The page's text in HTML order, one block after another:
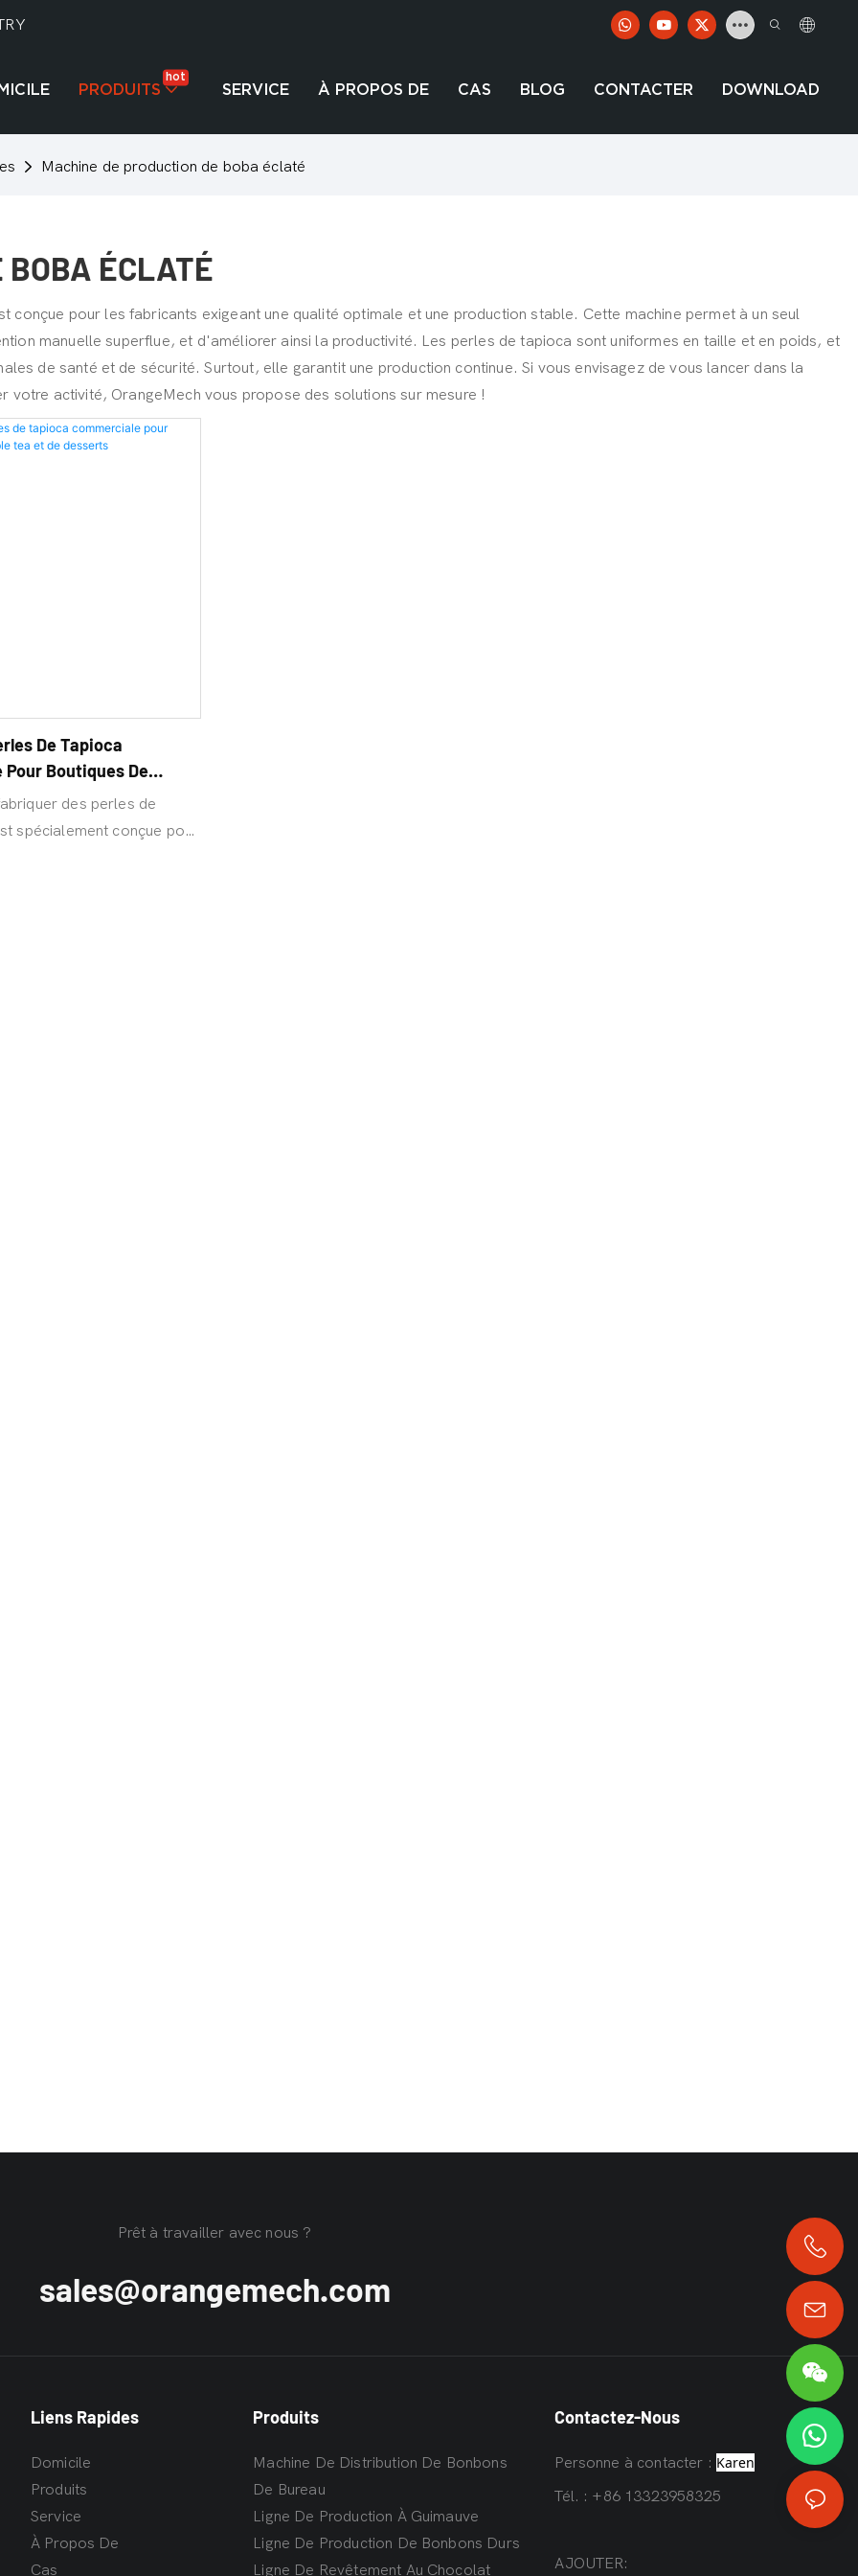
PRODUITS
hot
SERVICE À PROPOS DE CAS BLOG CONTACTER DOWNLOAD
Machine de production de boba éclaté
BOBA ÉCLATÉ
conçue pour les fabricants exigeant une qualité optimale et une production stable. Cette machine permet à un seul
manuelle superflue, et d'améliorer ainsi la productivité. Les perles de tapioca sont uniformes en taille et en poids, et
de santé et de sécurité. Surtout, elle garantit une production continue. Si vous envisagez de vous lancer dans la
activité, OrangeMech vous propose des solutions sur mesure !
De Tapioca
Boutiques De
De Dessertsdes perles de
spécialement conçue pour
Prêt à travailler avec nous ?
sales@orangemech.com
Liens Rapides
Domicile
Produits
Service
À Propos De
Cas
Produits
Machine De Distribution De Bonbons
De Bureau
Ligne De Production À Guimauve
Ligne De Production De Bonbons Durs
Ligne De Revêtement Au Chocolat
Contactez-Nous
Personne à contacter : Karen
Tél. : +86 13323958325
AJOUTER: